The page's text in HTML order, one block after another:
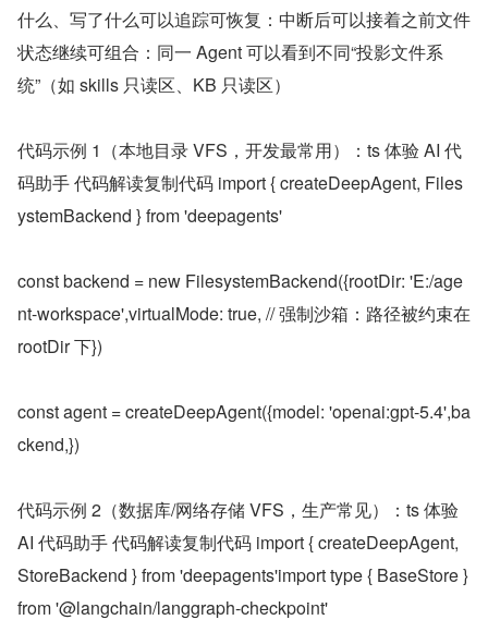
什么、写了什么可以追踪可恢复：中断后可以接着之前文件
状态继续可组合：同一 Agent 可以看到不同“投影文件系
统”（如 skills 只读区、KB 只读区）
代码示例 1（本地目录 VFS，开发最常用）：ts 体验 AI 代
码助手 代码解读复制代码 import { createDeepAgent, Files
ystemBackend } from 'deepagents'
const backend = new FilesystemBackend({rootDir: 'E:/age
nt-workspace',virtualMode: true, // 强制沙箱：路径被约束在
rootDir 下})
const agent = createDeepAgent({model: 'openai:gpt-5.4',ba
ckend,})
代码示例 2（数据库/网络存储 VFS，生产常见）：ts 体验
AI 代码助手 代码解读复制代码 import { createDeepAgent,
StoreBackend } from 'deepagents'import type { BaseStore }
from '@langchain/langgraph-checkpoint'